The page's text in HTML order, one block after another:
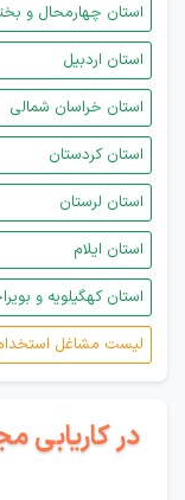
استان چهارمحال و
استان اردبیل
استان خراسان شمالی
استان کردستان
استان لرستان
استان ایلام
استان کهگیلویه و
لیست مشاغل
در کاریابی